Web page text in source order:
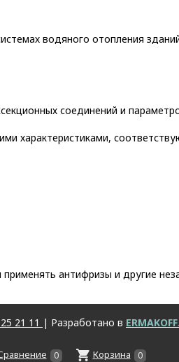
водяного отопления
соединений и
характеристиками,
антифризы и другие
21 11 | Разработано в ERMAKOFF
0 Корзина 0